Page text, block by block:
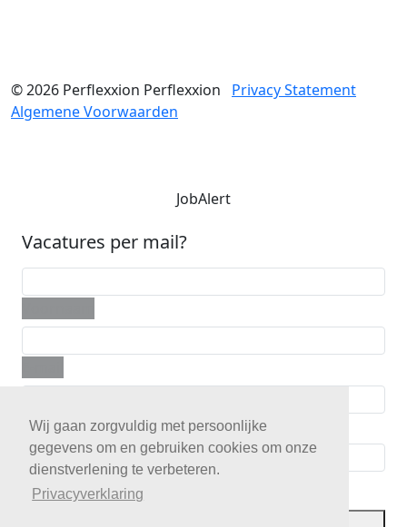
Wij gaan zorgvuldig met persoonlijke
gegevens om en gebruiken cookies om onze
dienstverlening te verbeteren.
Privacyverklaring
© 2026 Perflexxion Perflexxion
Privacy Statement
Algemene Voorwaarden
JobAlert
Vacatures per mail?
Telefoon
Postcode